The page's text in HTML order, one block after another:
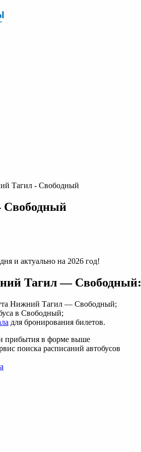
Тагил - Свободный
Свободный
и актуально на 2026 год!
Тагил — Свободный:
Нижний Тагил — Свободный;
в Свободный;
для бронирования билетов.
прибытия в форме выше
поиска расписаний автобусов